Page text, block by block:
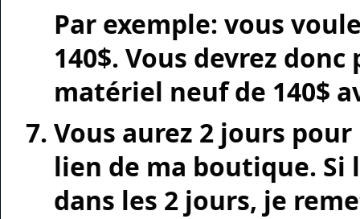
Par exemple: vous
140$. Vous devrez
matériel neuf de 140$
Vous aurez 2 jours
lien de ma boutique. Si
dans les 2 jours, je